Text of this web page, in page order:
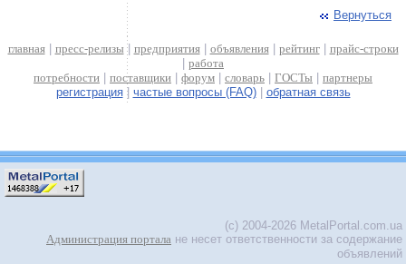
Вернуться
главная| пресс-релизы | предприятия| объявления| рейтинг| прайс-строки
работа
потребности
поставщики форум словарь ГОСТы
партнеры
регистрация| частые вопросы (FAQ)| обратная связь
(c) 2004-2026 MetalPortal.com.ua
Администрация портала не несет ответственности за содержание
объявлений